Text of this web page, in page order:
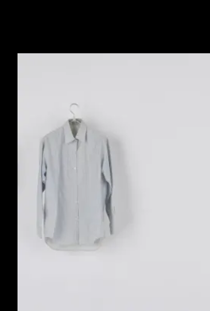
进一步筛选
关于M+藏品